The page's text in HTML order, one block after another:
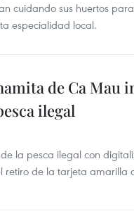
cuidando sus huertos
especialidad local.
de Ca Mau
ilegal
la pesca ilegal con
de la tarjeta amarilla